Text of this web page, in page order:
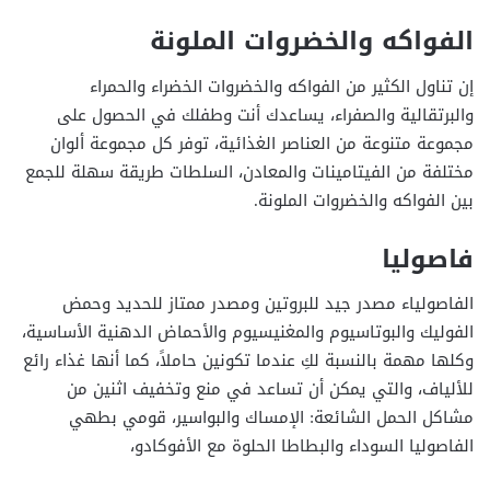
الفواكه والخضروات الملونة
إن تناول الكثير من الفواكه والخضروات الخضراء والحمراء
والبرتقالية والصفراء، يساعدك أنت وطفلك في الحصول على
مجموعة متنوعة من العناصر الغذائية، توفر كل مجموعة ألوان
مختلفة من الفيتامينات والمعادن، السلطات طريقة سهلة للجمع
بين الفواكه والخضروات الملونة.
فاصوليا
الفاصولياء مصدر جيد للبروتين ومصدر ممتاز للحديد وحمض
الفوليك والبوتاسيوم والمغنيسيوم والأحماض الدهنية الأساسية،
وكلها مهمة بالنسبة لكِ عندما تكونين حاملاً، كما أنها غذاء رائع
للألياف، والتي يمكن أن تساعد في منع وتخفيف اثنين من
مشاكل الحمل الشائعة: الإمساك والبواسير، قومي بطهي
الفاصوليا السوداء والبطاطا الحلوة مع الأفوكادو،